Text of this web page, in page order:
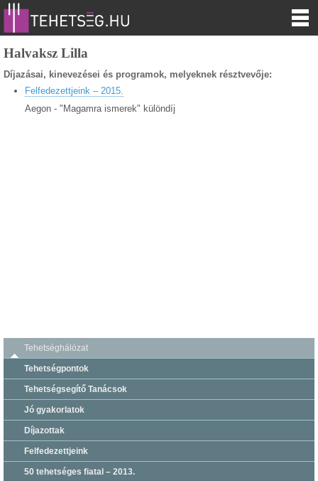
Halvaksz Lilla
Díjazásai, kinevezései és programok, melyeknek résztvevője:
Felfedezettjeink – 2015.
Aegon - "Magamra ismerek" különdíj
Tehetséghálózat
Tehetségpontok
Tehetségsegítő Tanácsok
Jó gyakorlatok
Díjazottak
Felfedezettjeink
50 tehetséges fiatal – 2013.